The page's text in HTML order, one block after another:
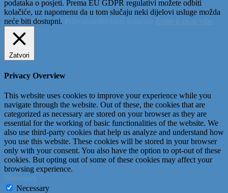
podataka o posjeti. Prema EU GDPR regulativi možete odbiti
kolačiće, uz napomenu da u tom slučaju neki dijelovi usluge možda
neće biti dostupni.
Zatvori
Privacy Overview
This website uses cookies to improve your experience while you
navigate through the website. Out of these, the cookies that are
categorized as necessary are stored on your browser as they are
essential for the working of basic functionalities of the website. We
also use third-party cookies that help us analyze and understand how
you use this website. These cookies will be stored in your browser
only with your consent. You also have the option to opt-out of these
cookies. But opting out of some of these cookies may affect your
browsing experience.
Necessary